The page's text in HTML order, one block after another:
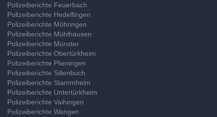
Polizeiberichte Feuerbach
Polizeiberichte Hedelfingen
Polizeiberichte Möhringen
Polizeiberichte Mühlhausen
Polizeiberichte Münster
Polizeiberichte Obertürkheim
Polizeiberichte Plieningen
Polizeiberichte Sillenbuch
Polizeiberichte Stammheim
Polizeiberichte Untertürkheim
Polizeiberichte Vaihingen
Polizeiberichte Wangen